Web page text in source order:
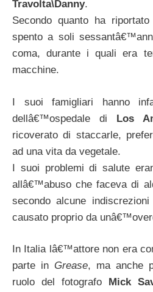
Travolta\Danny.
Secondo quanto ha
spento a soli
coma, durante i quali era
macchine.
I suoi famigliari hanno
dellâ€™ospedale di Los
ricoverato di staccarle,
ad una vita da vegetale.
I suoi problemi di salute
allâ€™abuso che faceva di
secondo alcune
causato proprio da
In Italia lâ€™attore non era
parte in Grease, ma anche
ruolo del fotografo
Mick